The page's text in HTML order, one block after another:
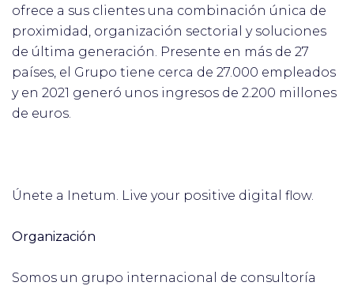
ofrece a sus clientes una combinación única de
proximidad, organización sectorial y soluciones
de última generación. Presente en más de 27
países, el Grupo tiene cerca de 27.000 empleados
y en 2021 generó unos ingresos de 2.200 millones
de euros.
Únete a Inetum. Live your positive digital flow.
Organización
Somos un grupo internacional de consultoría